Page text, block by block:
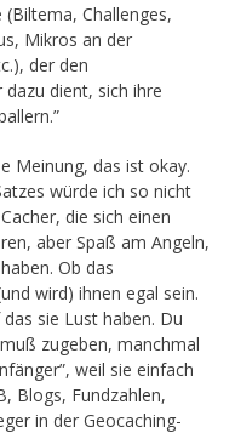
Challenges,
Mikros an der
der den
dient, sich ihre
Meinung, das ist okay.
würde ich so nicht
die sich einen
aber Spaß am Angeln,
Ob das
wird) ihnen egal sein.
sie Lust haben. Du
zugeben, manchmal
weil sie einfach
Blogs, Fundzahlen,
in der Geocaching-